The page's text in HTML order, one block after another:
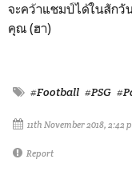
จะคว้าแชมป์ได้ในสัก
คุณ (ฮา)
#Football #PSG
11th November 2018, 2:42
Report